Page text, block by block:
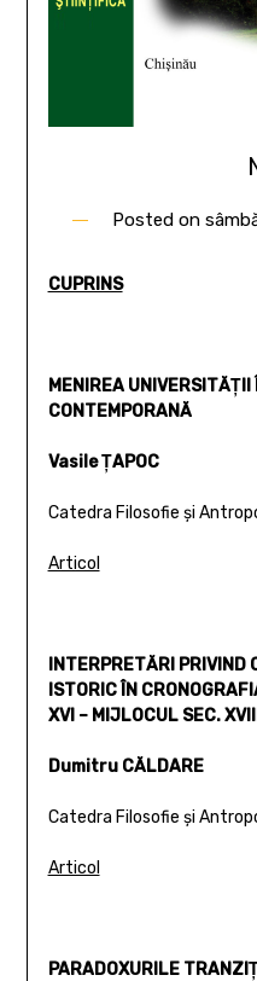
Posted on
CUPRINS
MENIREA UNIVERSITĂŢII
CONTEMPORANĂ
Vasile ŢAPOC
Catedra Filosofie şi
Articol
INTERPRETĂRI PRIVIND
ISTORIC ÎN
XVI – MIJLOCUL SEC.
Dumitru CĂLDARE
Catedra Filosofie şi
Articol
PARADOXURILE